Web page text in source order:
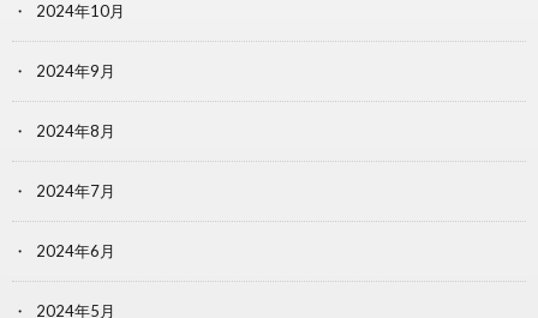
2024年10月
2024年9月
2024年8月
2024年7月
2024年6月
2024年5月